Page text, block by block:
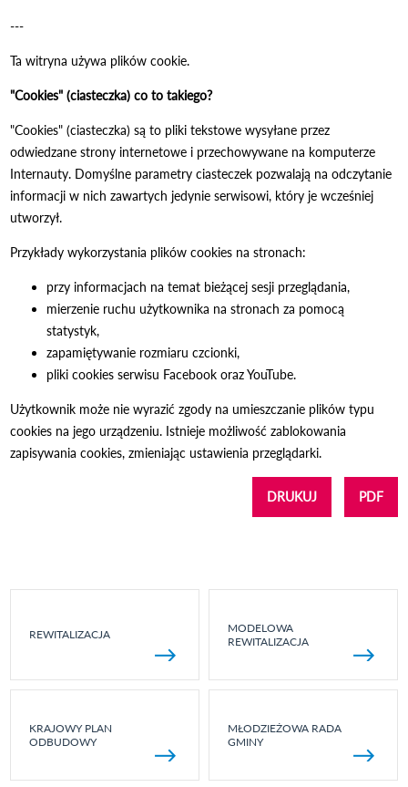
---
Ta witryna używa plików cookie.
"Cookies" (ciasteczka) co to takiego?
"Cookies" (ciasteczka) są to pliki tekstowe wysyłane przez
odwiedzane strony internetowe i przechowywane na komputerze
Internauty. Domyślne parametry ciasteczek pozwalają na odczytanie
informacji w nich zawartych jedynie serwisowi, który je wcześniej
utworzył.
Przykłady wykorzystania plików cookies na stronach:
przy informacjach na temat bieżącej sesji przeglądania,
mierzenie ruchu użytkownika na stronach za pomocą
statystyk,
zapamiętywanie rozmiaru czcionki,
pliki cookies serwisu Facebook oraz YouTube.
Użytkownik może nie wyrazić zgody na umieszczanie plików typu
cookies na jego urządzeniu. Istnieje możliwość zablokowania
zapisywania cookies, zmieniając ustawienia przeglądarki.
DRUKUJ PDF
REWITALIZACJA
MODELOWA
REWITALIZACJA
KRAJOWY PLAN
ODBUDOWY
MŁODZIEŻOWA RADA
GMINY